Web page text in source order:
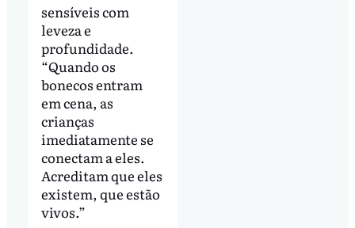
sensíveis com
leveza e
profundidade.
“Quando os
bonecos entram
em cena, as
crianças
imediatamente se
conectam a eles.
Acreditam que eles
existem, que estão
vivos.”